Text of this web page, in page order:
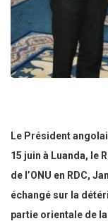
Le Président
15 juin à Luanda, le
de l’ONU en RDC,
échangé sur la
partie orientale de